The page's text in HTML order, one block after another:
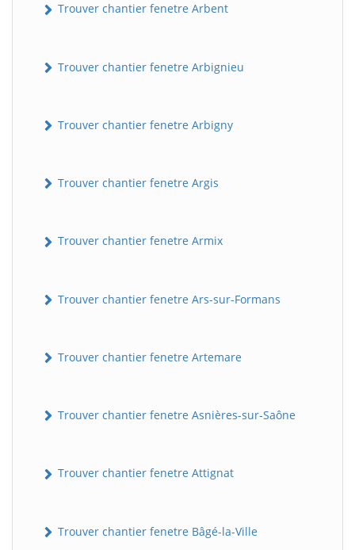
Trouver chantier fenetre Arbent
Trouver chantier fenetre Arbignieu
Trouver chantier fenetre Arbigny
Trouver chantier fenetre Argis
Trouver chantier fenetre Armix
Trouver chantier fenetre Ars-sur-Formans
Trouver chantier fenetre Artemare
Trouver chantier fenetre Asnières-sur-Saône
Trouver chantier fenetre Attignat
Trouver chantier fenetre Bâgé-la-Ville